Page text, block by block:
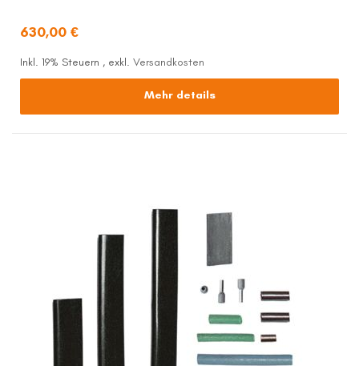
630,00 €
Inkl. 19% Steuern , exkl. Versandkosten
Mehr details